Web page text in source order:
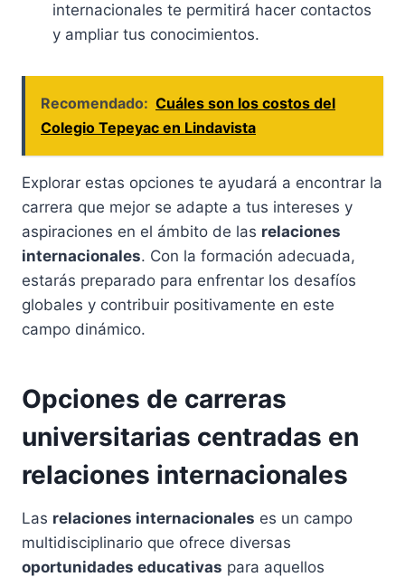
internacionales te permitirá hacer contactos
y ampliar tus conocimientos.
Recomendado: Cuáles son los costos del
Colegio Tepeyac en Lindavista
Explorar estas opciones te ayudará a encontrar la
carrera que mejor se adapte a tus intereses y
aspiraciones en el ámbito de las relaciones
internacionales. Con la formación adecuada,
estarás preparado para enfrentar los desafíos
globales y contribuir positivamente en este
campo dinámico.
Opciones de carreras
universitarias centradas en
relaciones internacionales
Las relaciones internacionales es un campo
multidisciplinario que ofrece diversas
oportunidades educativas para aquellos